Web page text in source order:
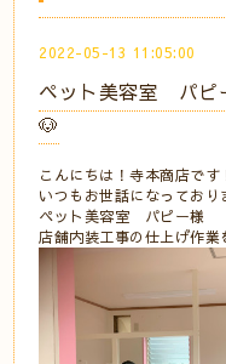
2022-05-13 11:05:00
ペット美容室 パピ
🐶
こんにちは！寺本商店です
いつもお世話になっており
ペット美容室 パピー様
店舗内装工事の仕上げ作業